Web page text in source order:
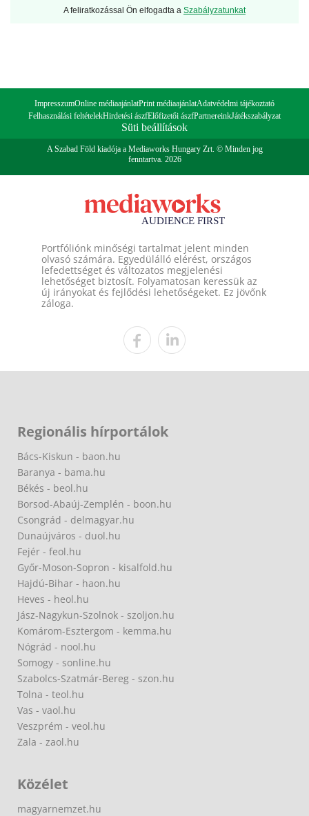
A feliratkozással Ön elfogadta a Szabályzatunkat
ImpresszumOnline médiaajánlatPrint médiaajánlatAdatvédelmi tájékoztató
Felhasználási feltételekHirdetési ászfElőfizetői ászfPartnereinkJátékszabályzat
Süti beállítások
A Szabad Föld kiadója a Mediaworks Hungary Zrt. © Minden jog
fenntartva. 2026
Portfóliónk minőségi tartalmat jelent minden
olvasó számára. Egyedülálló elérést, országos
lefedettséget és változatos megjelenési
lehetőséget biztosít. Folyamatosan keressük az
új irányokat és fejlődési lehetőségeket. Ez jövőnk
záloga.
Regionális hírportálok
Bács-Kiskun - baon.hu
Baranya - bama.hu
Békés - beol.hu
Borsod-Abaúj-Zemplén - boon.hu
Csongrád - delmagyar.hu
Dunaújváros - duol.hu
Fejér - feol.hu
Győr-Moson-Sopron - kisalfold.hu
Hajdú-Bihar - haon.hu
Heves - heol.hu
Jász-Nagykun-Szolnok - szoljon.hu
Komárom-Esztergom - kemma.hu
Nógrád - nool.hu
Somogy - sonline.hu
Szabolcs-Szatmár-Bereg - szon.hu
Tolna - teol.hu
Vas - vaol.hu
Veszprém - veol.hu
Zala - zaol.hu
Közélet
magyarnemzet.hu